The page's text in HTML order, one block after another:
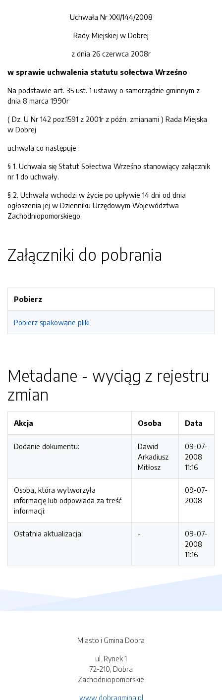
Uchwała Nr XXI/144/2008
Rady Miejskiej w Dobrej
z dnia 26 czerwca 2008r
w sprawie uchwalenia statutu sołectwa Wrześno
Na podstawie art. 35 ust. 1 ustawy o samorządzie gminnym z
dnia 8 marca 1990r
( Dz. U Nr 142 poz.1591 z 2001r z późn. zmianami ) Rada Miejska
w Dobrej
uchwala co następuje :
§ 1. Uchwala się Statut Sołectwa Wrześno stanowiący załącznik
nr 1 do uchwały.
§ 2. Uchwała wchodzi w życie po upływie 14 dni od dnia
ogłoszenia jej w Dzienniku Urzędowym Województwa
Zachodniopomorskiego.
Załączniki do pobrania
Pobierz
Pobierz spakowane pliki
Metadane - wyciąg z rejestru
zmian
Akcja Osoba Data
Dodanie dokumentu:
Dawid
Arkadiusz
Mitłosz
09-07-
2008
11:16
Osoba, która wytworzyła
informację lub odpowiada za treść
informacji:
09-07-
2008
Ostatnia aktualizacja: -
09-07-
2008
11:16
Miasto i Gmina Dobra
ul. Rynek 1
72-210, Dobra
Zachodniopomorskie
www.dobragmina.pl